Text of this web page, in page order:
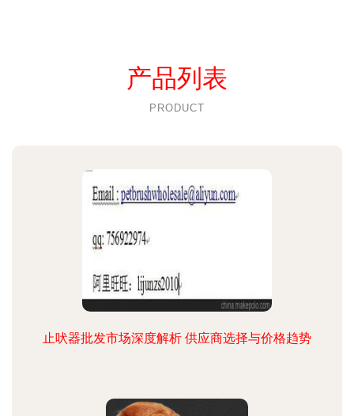
产品列表
PRODUCT
止吠器批发市场深度解析 供应商选择与价格趋势